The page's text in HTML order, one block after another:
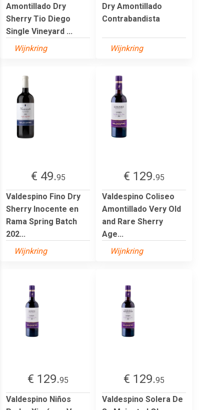
Amontillado Dry
Sherry Tio Diego
Single Vineyard ...
Wijnkring
Dry Amontillado
Contrabandista
Wijnkring
€ 49.95
Valdespino Fino Dry
Sherry Inocente en
Rama Spring Batch
202...
Wijnkring
€ 129.95
Valdespino Coliseo
Amontillado Very Old
and Rare Sherry
Age...
Wijnkring
€ 129.95
Valdespino Niños
€ 129.95
Valdespino Solera De